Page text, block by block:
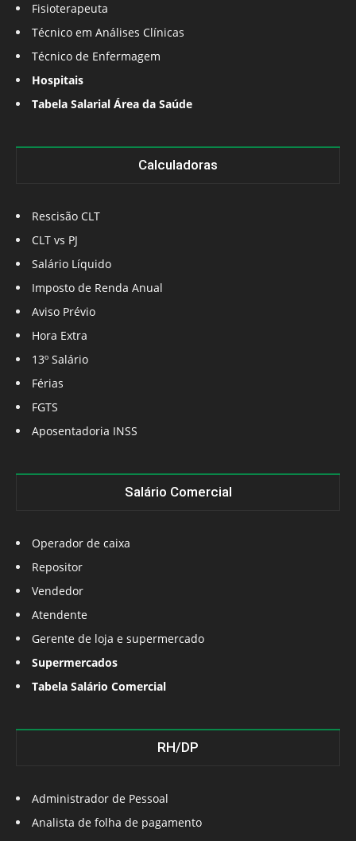
Fisioterapeuta
Técnico em Análises Clínicas
Técnico de Enfermagem
Hospitais
Tabela Salarial Área da Saúde
Calculadoras
Rescisão CLT
CLT vs PJ
Salário Líquido
Imposto de Renda Anual
Aviso Prévio
Hora Extra
13º Salário
Férias
FGTS
Aposentadoria INSS
Salário Comercial
Operador de caixa
Repositor
Vendedor
Atendente
Gerente de loja e supermercado
Supermercados
Tabela Salário Comercial
RH/DP
Administrador de Pessoal
Analista de folha de pagamento